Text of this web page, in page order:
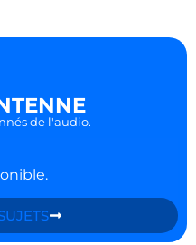
de l'audio.